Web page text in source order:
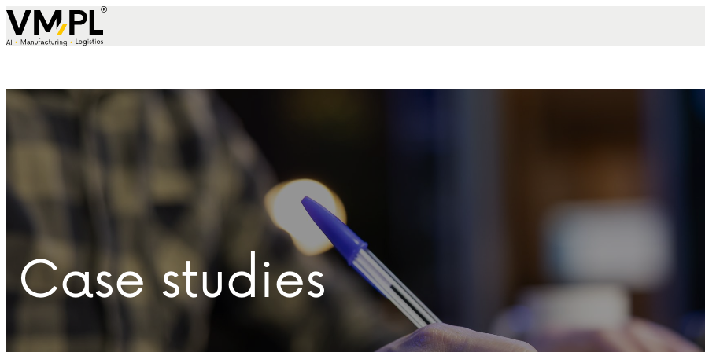
Skip to content
Case studies